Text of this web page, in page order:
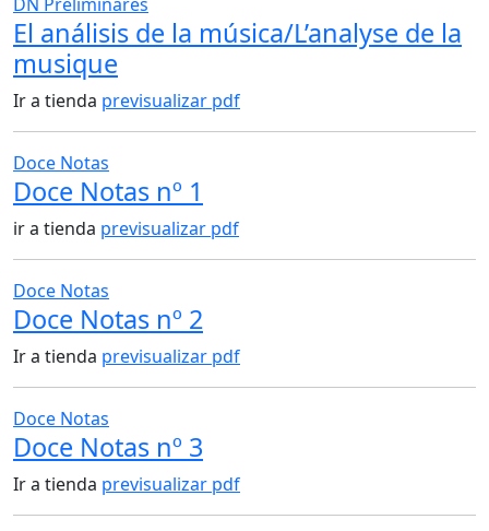
El análisis de la música/L’analyse de la
musique
Ir a tienda previsualizar pdf
Doce Notas
Doce Notas nº 1
ir a tienda previsualizar pdf
Doce Notas
Doce Notas nº 2
Ir a tienda previsualizar pdf
Doce Notas
Doce Notas nº 3
Ir a tienda previsualizar pdf